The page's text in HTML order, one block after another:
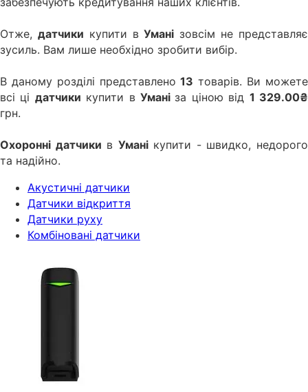
Отже, датчики купити вУмані зовсім не представляє
зусиль. Вам лише необхідно зробити вибір.
В даному розділі представлено13 товарів. Ви можете
всі ці датчики купити вУманіза ціною від 1 329.00₴
грн.
Охоронні датчики в Уманікупити - швидко, недорого
та надійно.
Акустичні датчики
Датчики відкриття
Датчики руху
Комбіновані датчики